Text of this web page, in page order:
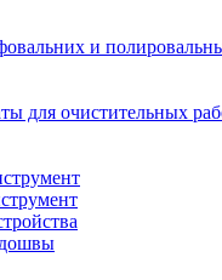
и
для очистительных